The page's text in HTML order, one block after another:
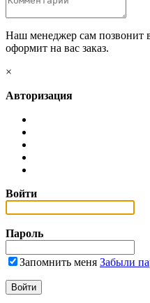
Наш менеджер сам позвонит
оформит на вас заказ.
×
Авторизация
Войти
Пароль
Запомнить меня Забыли